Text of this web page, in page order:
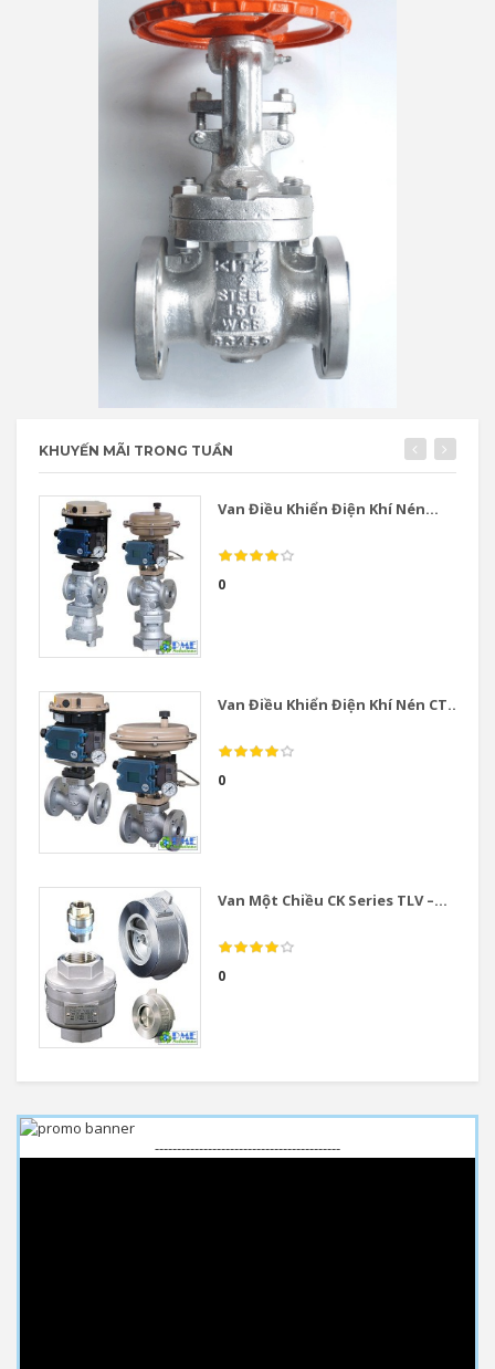
KHUYẾN MÃI TRONG TUẦN
Van Điều Khiển Điện Khí Nén...
0
Van Điều Khiển Điện Khí Nén CT...
0
Van Một Chiều CK Series TLV –...
0
------------------------------------------